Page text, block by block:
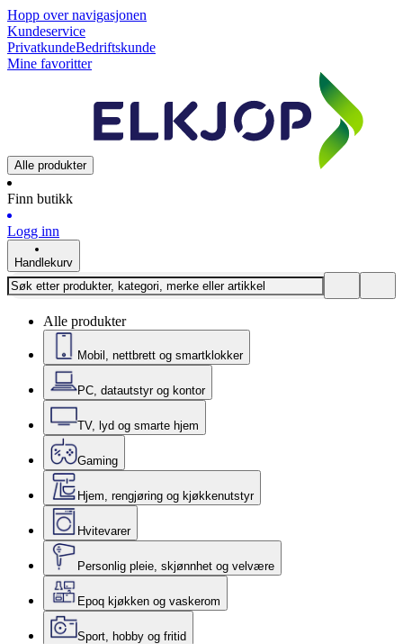
Hopp over navigasjonen
Kundeservice
PrivatkundeBedriftskunde
Mine favoritter
Alle produkter
Finn butikk
Logg inn
Handlekurv
Alle produkter
Mobil, nettbrett og smartklokker
PC, datautstyr og kontor
TV, lyd og smarte hjem
Gaming
Hjem, rengjøring og kjøkkenutstyr
Hvitevarer
Personlig pleie, skjønnhet og velvære
Epoq kjøkken og vaskerom
Sport, hobby og fritid